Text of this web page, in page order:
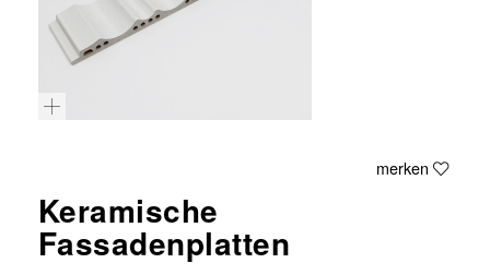
merken
Keramische
Fassadenplatten